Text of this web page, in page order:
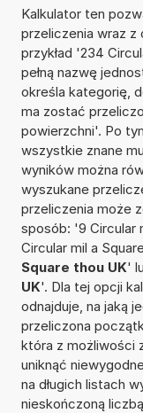
Kalkulator ten
przeliczenia wraz z
przykład '234
pełną nazwę
określa kategorię,
ma zostać
powierzchni'. Po
wszystkie znane
wyników można
wyszukane
przeliczenia może
sposób: '9 Circular
Circular mil a
Square thou UK'
UK'. Dla tej opcji
odnajduje, na jaką
przeliczona
która z możliwości
uniknąć
na długich listach
nieskończoną